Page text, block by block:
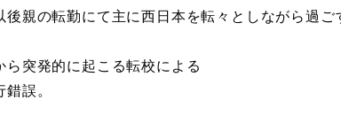
親の転勤にて主に西日本を転々としながら過ご
突発的に起こる転校による
誤。